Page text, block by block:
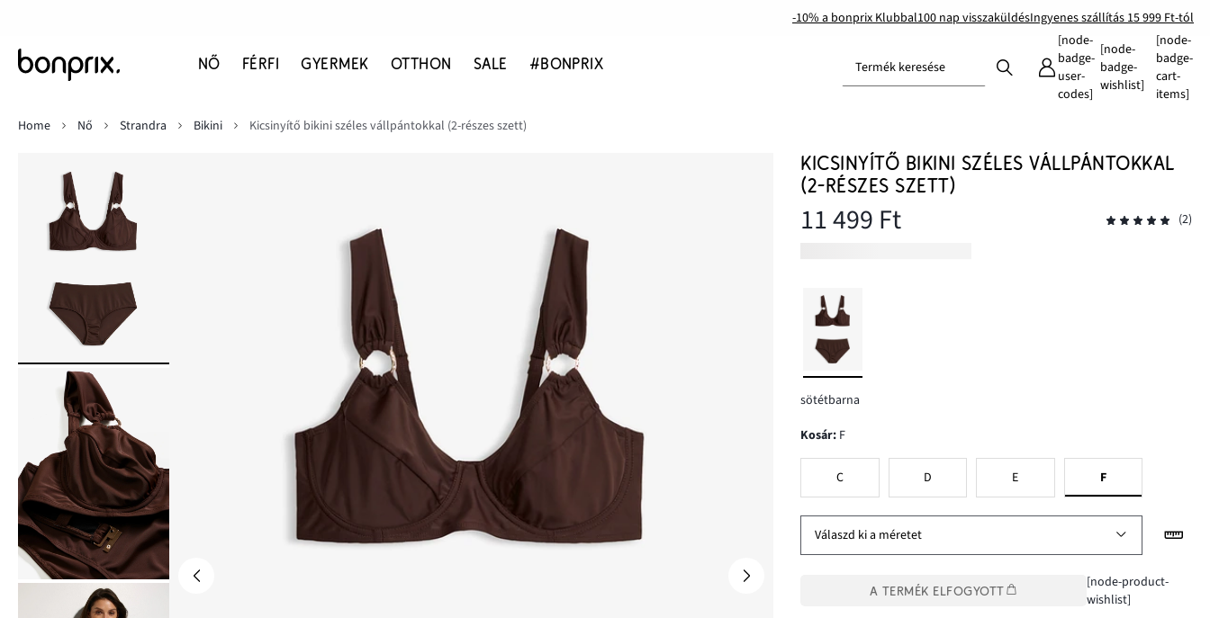
-10% a bonprix Klubbal100 nap visszaküldésIngyenes szállítás 15 999 Ft-tól
NŐ FÉRFI GYERMEK OTTHON SALE #BONPRIX Termék keresése
[node-
badge-
user-
codes]
[node-
badge-
wishlist]
[node-
badge-
cart-
items]
Home
Nő Strandra Bikini Kicsinyítő bikini széles vállpántokkal (2-részes szett)
KICSINYÍTŐ BIKINI SZÉLES VÁLLPÁNTOKKAL
(2-RÉSZES SZETT)
11 499 Ft (2)
sötétbarna
Kosár: F
C D E F
Válaszd ki a méretet
A TERMÉK ELFOGYOTT
[node-product-
wishlist]